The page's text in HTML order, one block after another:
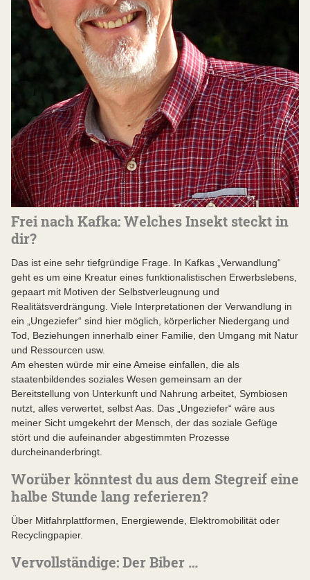
Frei nach Kafka: Welches Insekt steckt in
dir?
Das ist eine sehr tiefgründige Frage. In Kafkas „Verwandlung“
geht es um eine Kreatur eines funktionalistischen Erwerbslebens,
gepaart mit Motiven der Selbstverleugnung und
Realitätsverdrängung. Viele Interpretationen der Verwandlung in
ein „Ungeziefer“ sind hier möglich, körperlicher Niedergang und
Tod, Beziehungen innerhalb einer Familie, den Umgang mit Natur
und Ressourcen usw.
Am ehesten würde mir eine Ameise einfallen, die als
staatenbildendes soziales Wesen gemeinsam an der
Bereitstellung von Unterkunft und Nahrung arbeitet, Symbiosen
nutzt, alles verwertet, selbst Aas. Das „Ungeziefer“ wäre aus
meiner Sicht umgekehrt der Mensch, der das soziale Gefüge
stört und die aufeinander abgestimmten Prozesse
durcheinanderbringt.
Worüber könntest du aus dem Stegreif eine
halbe Stunde lang referieren?
Über Mitfahrplattformen, Energiewende, Elektromobilität oder
Recyclingpapier.
Vervollständige: Der Biber …